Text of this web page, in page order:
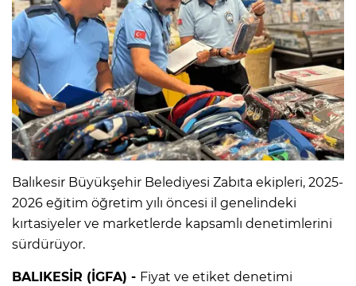
Balıkesir Büyükşehir Belediyesi Zabıta ekipleri, 2025-
2026 eğitim öğretim yılı öncesi il genelindeki
kırtasiyeler ve marketlerde kapsamlı denetimlerini
sürdürüyor.
BALIKESİR (İGFA) - Fiyat ve etiket denetimi